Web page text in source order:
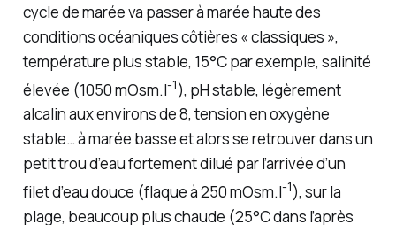
cycle de marée va passer à marée haute des
conditions océaniques côtières « classiques »,
température plus stable, 15°C par exemple, salinité
élevée (1050 mOsm.l-1), pH stable, légèrement
alcalin aux environs de 8, tension en oxygène
stable… à marée basse et alors se retrouver dans un
petit trou d’eau fortement dilué par l’arrivée d’un
filet d’eau douce (flaque à 250 mOsm.l-1), sur la
plage, beaucoup plus chaude (25°C dans l’après